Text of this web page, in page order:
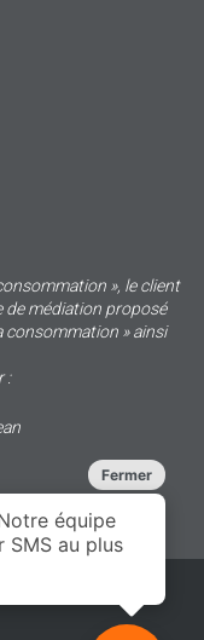
», le client
de médiation proposé
consommation » ainsi
: